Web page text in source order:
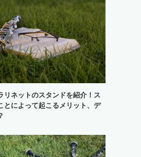
リネットのスタンドを紹介！ス
とによって起こるメリット、デ